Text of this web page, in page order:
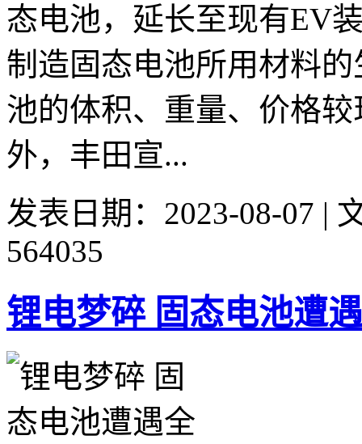
态电池，延长至现有EV
制造固态电池所用材料
池的体积、重量、价格
外，丰田宣...
发表日期：2023-08-07 |
564035
锂电梦碎 固态电池遭